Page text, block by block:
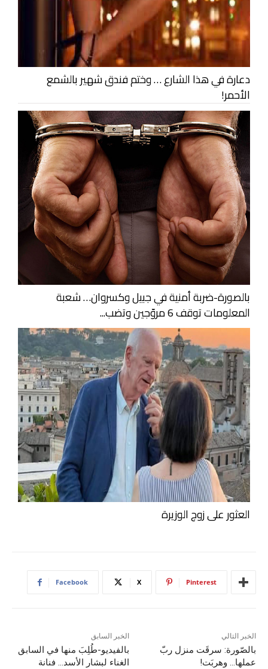
دعارة في هذا الشارع … وختم فندق شهير بالشمع
الأحمر!
بالصورة-ضربة أمنية في جبيل وكسروان… شعبة
المعلومات توقف 6 مروّجين وتضب...
العثور على زوج الوزيرة
Facebook X Pinterest
الخبر السابق
بالفيديو-طُلِبَ منها في السابق
الغناء لبشار الأسد… فنانة
الخبر التالي
بالصّورة: سرقَت منزل ربّ
عملها… وهربَت!